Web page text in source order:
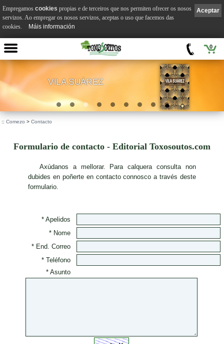
0
VILA SUÁREZ
:: Comezo > Contacto
Formulario de contacto - Editorial Toxosoutos.com
Axúdanos a mellorar. Para calquera consulta non
dubides en poñerte en contacto connosco a través deste
formulario.
* Apelidos
* Nome
* End. Correo
* Teléfono
* Asunto
Aceptar
Empregamos cookies propias e de terceiros que nos permiten ofrecer os nosos
servizos. Ao empregar os nosos servizos, aceptas o uso que facemos das
cookies.
Máis información